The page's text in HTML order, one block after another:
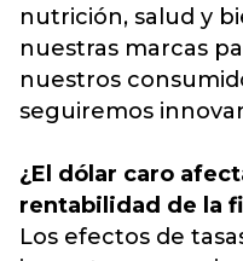
nutrición, salud y
nuestras marcas
nuestros
seguiremos
¿El dólar caro
rentabilidad de la
Los efectos de